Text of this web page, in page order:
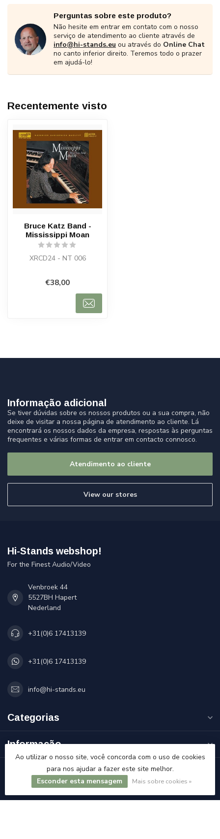
Perguntas sobre este produto?
Não hesite em entrar em contato com o nosso
serviço de atendimento ao cliente através de
info@hi-stands.eu ou através do Online Chat
no canto inferior direito. Teremos todo o prazer
em ajudá-lo!
Recentemente visto
Bruce Katz Band -
Mississippi Moan
XRCD24 - NT 006
€38,00
Informação adicional
Se tiver dúvidas sobre os nossos produtos ou a sua compra, não
deixe de visitar a nossa página de atendimento ao cliente. Lá
encontrará os nossos dados da empresa, respostas às perguntas
frequentes e várias formas de entrar em contacto connosco.
Atendimento ao cliente
View our stores
Hi-Stands webshop!
For the Finest Audio/Video
Venbroek 44
5527BH Hapert
Nederland
+31(0)6 17413139
+31(0)6 17413139
info@hi-stands.eu
Categorias
Informação
A minha conta
Ao utilizar o nosso site, você concorda com o uso de cookies
para nos ajudar a fazer este site melhor.
Esconder esta mensagem
Mais sobre cookies »